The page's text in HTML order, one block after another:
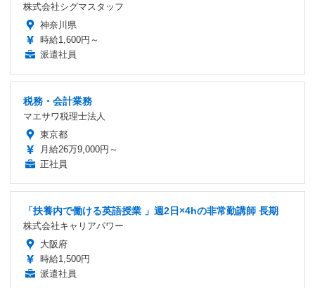
株式会社シグマスタッフ
神奈川県
時給1,600円～
派遣社員
税務・会計業務
マエサワ税理士法人
東京都
月給26万9,000円～
正社員
「扶養内で働ける英語授業 」週2日×4hの非常勤講師 長期
株式会社キャリアパワー
大阪府
時給1,500円
派遣社員